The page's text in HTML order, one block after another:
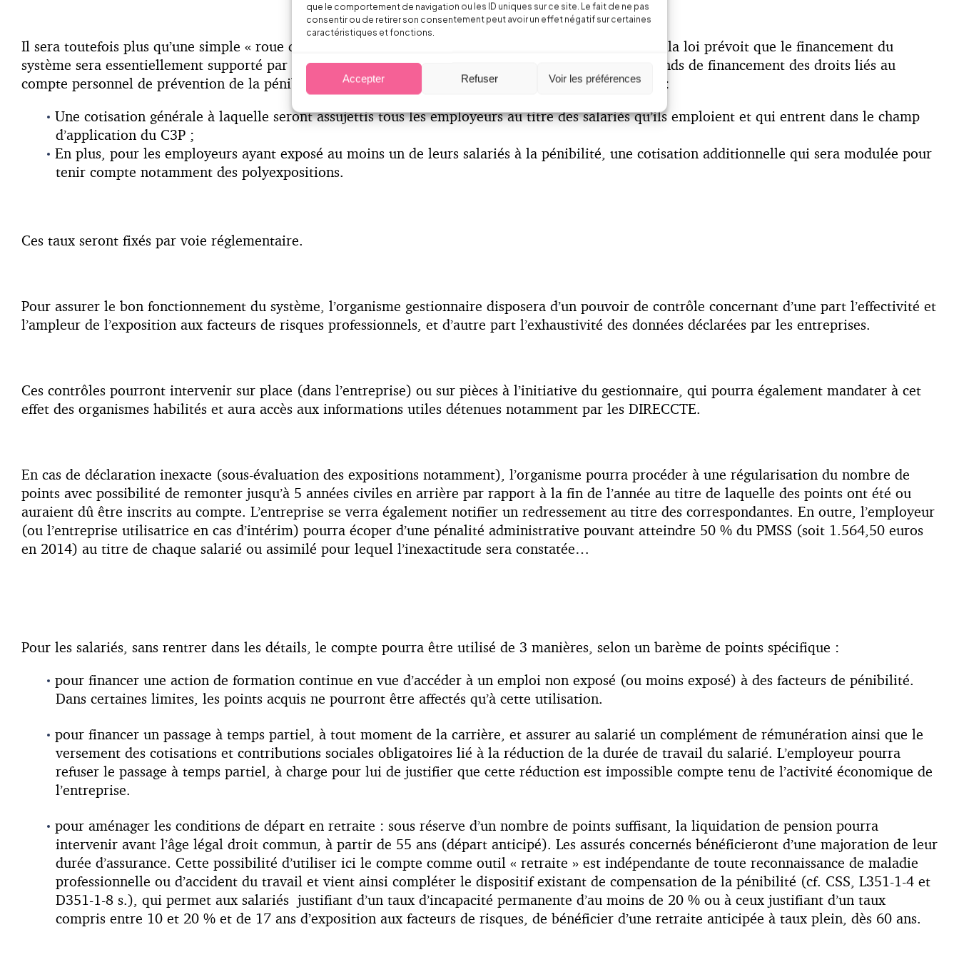
que le comportement de navigation ou les ID uniques sur ce site. Le fait de ne pas
consentir ou de retirer son consentement peut avoir un effet négatif sur certaines
caractéristiques et fonctions.
Accepter Refuser Voir les préférences
Il sera toutefois plus qu’une simple « roue de transmission » ; en effet, ce dispositif va avoir un coût et la loi prévoit que le financement du
système sera essentiellement supporté par les entreprises, via de nouvelles cotisations dédiées à un fonds de financement des droits liés au
compte personnel de prévention de la pénibilité. Un double effort sera ainsi demandé aux entreprises :
Une cotisation générale à laquelle seront assujettis tous les employeurs au titre des salariés qu’ils emploient et qui entrent dans le champ
d’application du C3P ;
En plus, pour les employeurs ayant exposé au moins un de leurs salariés à la pénibilité, une cotisation additionnelle qui sera modulée pour
tenir compte notamment des polyexpositions.
Ces taux seront fixés par voie réglementaire.
Pour assurer le bon fonctionnement du système, l’organisme gestionnaire disposera d’un pouvoir de contrôle concernant d’une part l’effectivité et
l’ampleur de l’exposition aux facteurs de risques professionnels, et d’autre part l’exhaustivité des données déclarées par les entreprises.
Ces contrôles pourront intervenir sur place (dans l’entreprise) ou sur pièces à l’initiative du gestionnaire, qui pourra également mandater à cet
effet des organismes habilités et aura accès aux informations utiles détenues notamment par les DIRECCTE.
En cas de déclaration inexacte (sous-évaluation des expositions notamment), l’organisme pourra procéder à une régularisation du nombre de
points avec possibilité de remonter jusqu’à 5 années civiles en arrière par rapport à la fin de l’année au titre de laquelle des points ont été ou
auraient dû être inscrits au compte. L’entreprise se verra également notifier un redressement au titre des correspondantes. En outre, l’employeur
(ou l’entreprise utilisatrice en cas d’intérim) pourra écoper d’une pénalité administrative pouvant atteindre 50 % du PMSS (soit 1.564,50 euros
en 2014) au titre de chaque salarié ou assimilé pour lequel l’inexactitude sera constatée…
Pour les salariés, sans rentrer dans les détails, le compte pourra être utilisé de 3 manières, selon un barème de points spécifique :
pour financer une action de formation continue en vue d’accéder à un emploi non exposé (ou moins exposé) à des facteurs de pénibilité.
Dans certaines limites, les points acquis ne pourront être affectés qu’à cette utilisation.
pour financer un passage à temps partiel, à tout moment de la carrière, et assurer au salarié un complément de rémunération ainsi que le
versement des cotisations et contributions sociales obligatoires lié à la réduction de la durée de travail du salarié. L’employeur pourra
refuser le passage à temps partiel, à charge pour lui de justifier que cette réduction est impossible compte tenu de l’activité économique de
l’entreprise.
pour aménager les conditions de départ en retraite : sous réserve d’un nombre de points suffisant, la liquidation de pension pourra
intervenir avant l’âge légal droit commun, à partir de 55 ans (départ anticipé). Les assurés concernés bénéficieront d’une majoration de leur
durée d’assurance. Cette possibilité d’utiliser ici le compte comme outil « retraite » est indépendante de toute reconnaissance de maladie
professionnelle ou d’accident du travail et vient ainsi compléter le dispositif existant de compensation de la pénibilité (cf. CSS, L351-1-4 et
D351-1-8 s.), qui permet aux salariés justifiant d’un taux d’incapacité permanente d’au moins de 20 % ou à ceux justifiant d’un taux
compris entre 10 et 20 % et de 17 ans d’exposition aux facteurs de risques, de bénéficier d’une retraite anticipée à taux plein, dès 60 ans.